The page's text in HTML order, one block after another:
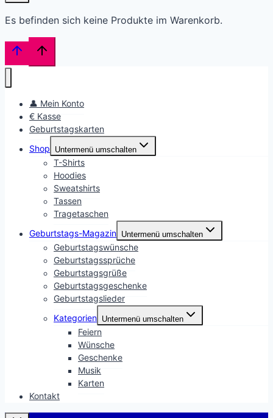
Es befinden sich keine Produkte im Warenkorb.
👤 Mein Konto
€ Kasse
Geburtstagskarten
Shop
Untermenü umschalten
T-Shirts
Hoodies
Sweatshirts
Tassen
Tragetaschen
Geburtstags-Magazin Untermenü umschalten
Geburtstagswünsche
Geburtstagssprüche
Geburtstagsgrüße
Geburtstagsgeschenke
Geburtstagslieder
Kategorien Untermenü umschalten
Feiern
Wünsche
Geschenke
Musik
Karten
Kontakt